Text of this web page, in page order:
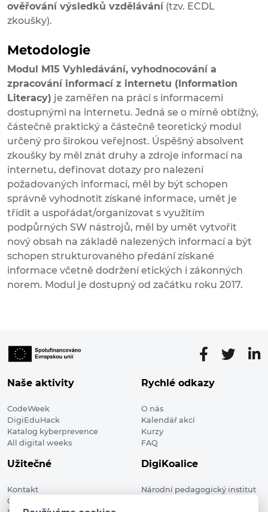
ověřování výsledků vzdělávání (tzv. ECDL
zkoušky).
Metodologie
Modul M15 Vyhledávání, vyhodnocování a
zpracování informací z internetu (Information
Literacy) je zaměřen na práci s informacemi
dostupnými na internetu. Jedná se o mírně obtížný,
částečně praktický a částečně teoretický modul
určený pro širokou veřejnost. Úspěšný absolvent
zkoušky by měl znát druhy a zdroje informací na
internetu, definovat dotazy pro nalezení
požadovaných informací, měl by být schopen
správně vyhodnotit získané informace, umět je
třídit a uspořádat/organizovat s využitím
podpůrných SW nástrojů, měl by umět vytvořit
nový obsah na základě nalezených informací a být
schopen strukturovaného předání získané
informace včetně dodržení etických i zákonných
norem. Modul je dostupný od začátku roku 2017.
Naše aktivity
CodeWeek
DigiEduHack
Katalog kyberprevence
All digital weeks
Rychlé odkazy
O nás
Kalendář akcí
Kurzy
FAQ
Užitečné
Kontakt
Členské organizace
DigiKoalice
Národní pedagogický institut